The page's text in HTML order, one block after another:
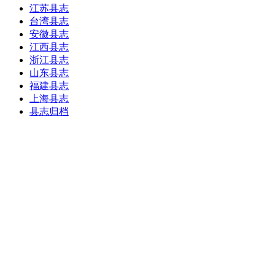
江苏县志
台湾县志
安徽县志
江西县志
浙江县志
山东县志
福建县志
上海县志
县志归档